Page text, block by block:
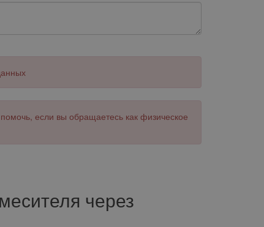
если вы обращаетесь как физическое
через